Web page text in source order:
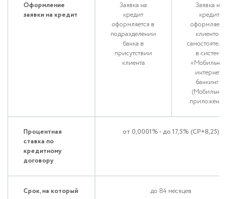
Оформление
заявки на кредит
Заявка на
кредит
оформляется в
подразделении
банка в
присутствии
клиента
Заявка на
кредит
клиентом
в системе
интернет-
банкинг»
(Мобильном
Процентная
ставка по
кредитному
договору
от 0,0001% - до 17,5% (СР+8,25)
Срок, на который
до 84 месяцев